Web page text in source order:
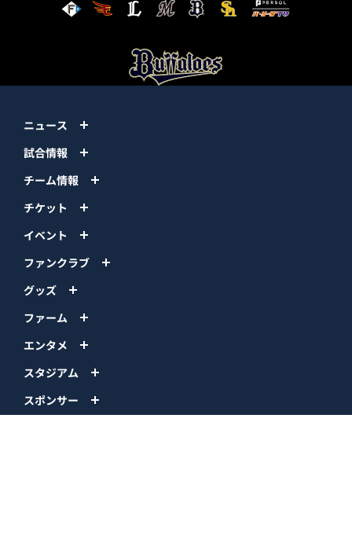
ニュース
試合情報
チーム情報
チケット
イベント
ファンクラブ
グッズ
ファーム
エンタメ
スタジアム
スポンサー